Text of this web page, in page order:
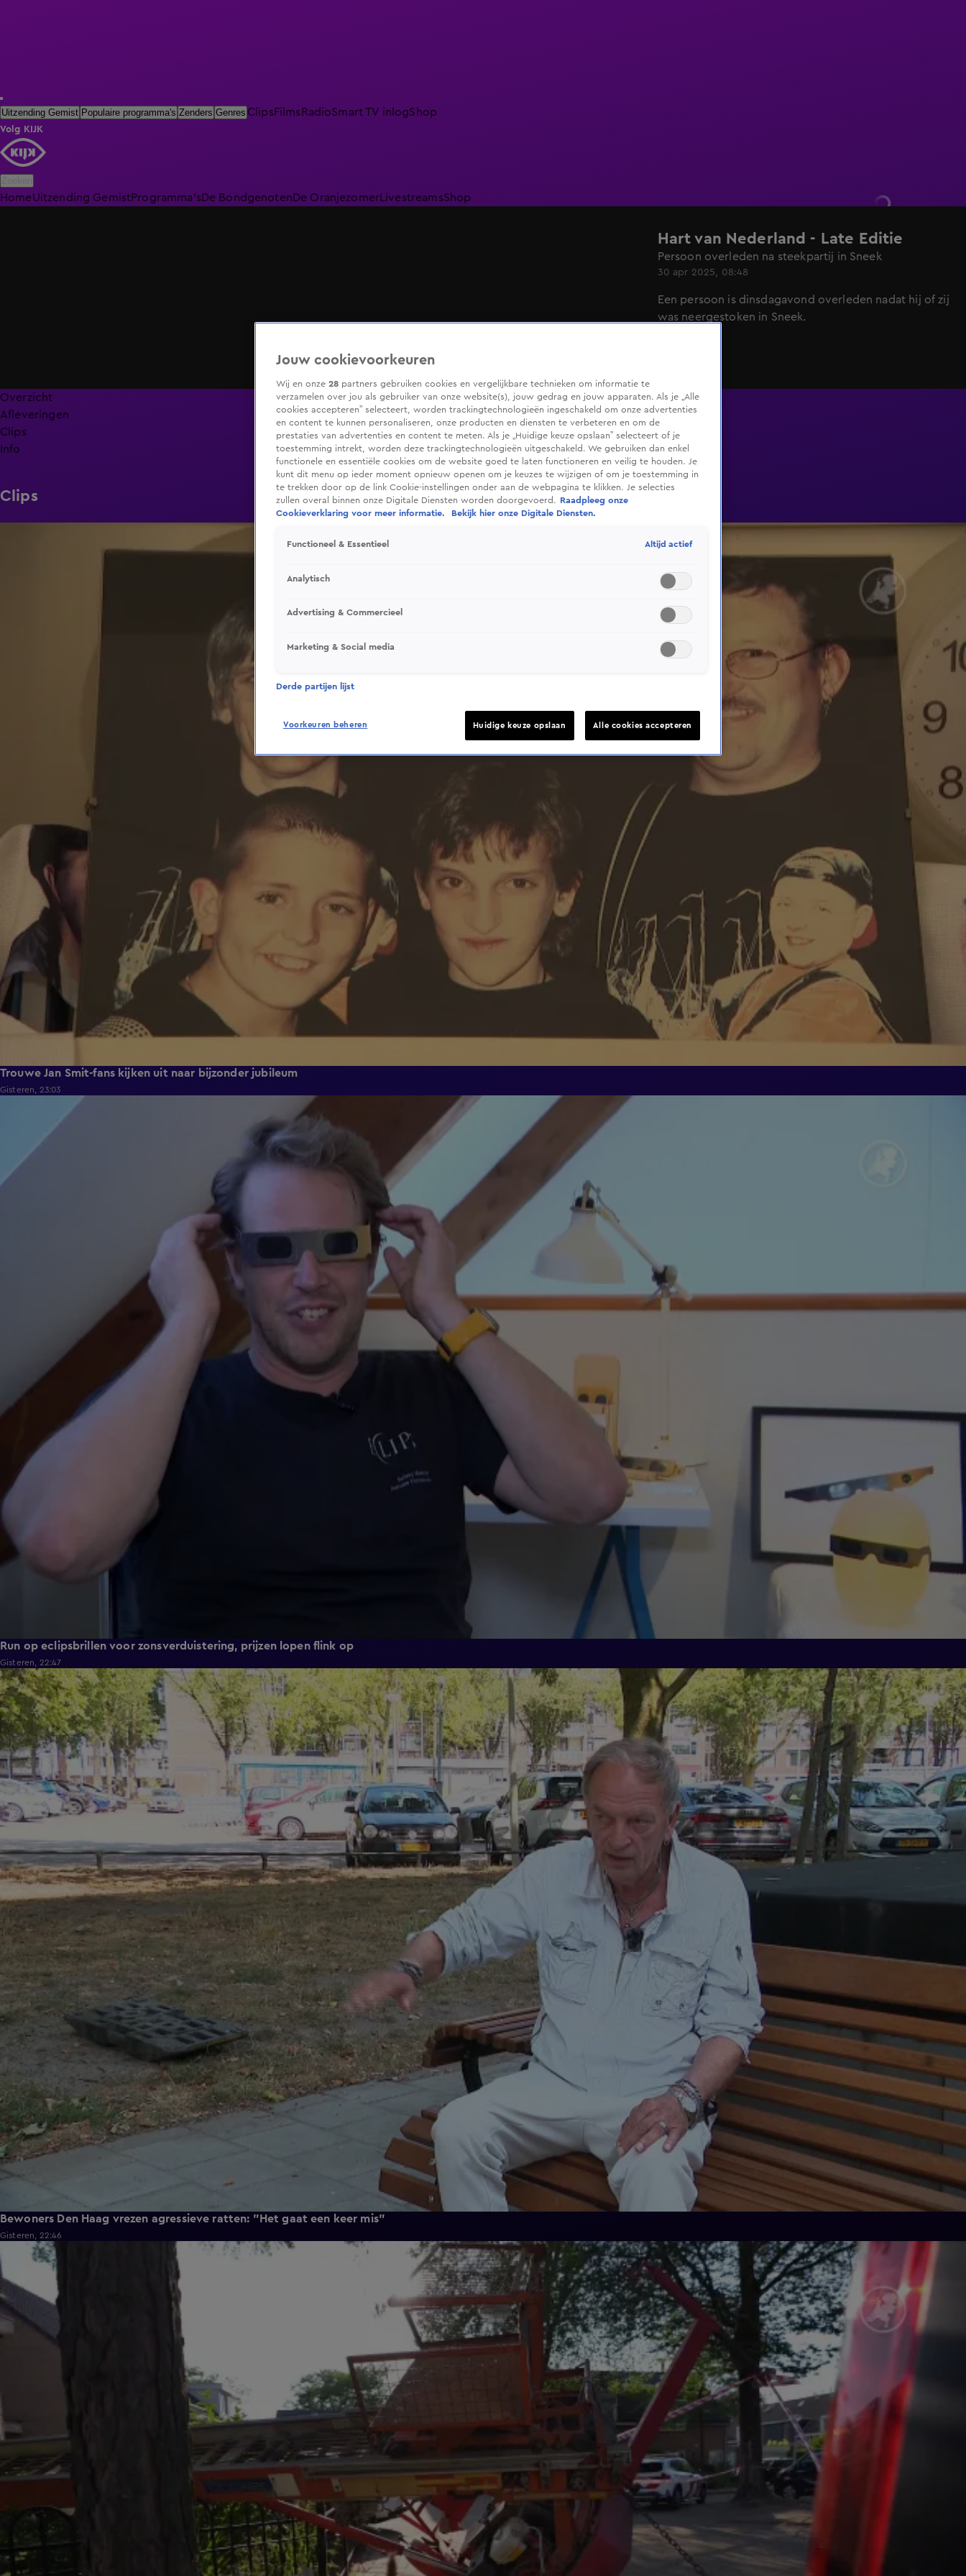
Uitzending Gemist Populaire programma's Zenders Genres ClipsFilmsRadioSmart TV inlogShop
Volg KIJK
HomeUitzending GemistProgramma'sDe BondgenotenDe Oranjezomer LivestreamsShop
Hart van Nederland - Late Editie
Persoon overleden na steekpartij in Sneek
30 apr 2025, 08:48
Een persoon is dinsdagavond overleden nadat hij of zij
was neergestoken in Sneek.
Overzicht
Afleveringen
Clips
Info
Clips
Trouwe Jan Smit-fans kijken uit naar bijzonder jubileum
Gisteren, 23:03
Run op eclipsbrillen voor zonsverduistering, prijzen lopen flink op
Gisteren, 22:47
1:54
Bewoners Den Haag vrezen agressieve ratten: "Het gaat een keer mis"
Gisteren, 22:46
Jouw cookievoorkeuren
Wij en onze 28 partners gebruiken cookies en vergelijkbare technieken om informatie te
verzamelen over jou als gebruiker van onze website(s), jouw gedrag en jouw apparaten. Als je „Alle
cookies accepteren” selecteert, worden trackingtechnologieën ingeschakeld om onze advertenties
en content te kunnen personaliseren, onze producten en diensten te verbeteren en om de
prestaties van advertenties en content te meten. Als je „Huidige keuze opslaan” selecteert of je
toestemming intrekt, worden deze trackingtechnologieën uitgeschakeld. We gebruiken dan enkel
functionele en essentiële cookies om de website goed te laten functioneren en veilig te houden. Je
kunt dit menu op ieder moment opnieuw openen om je keuzes te wijzigen of om je toestemming in
te trekken door op de link Cookie-instellingen onder aan de webpagina te klikken. Je selecties
zullen overal binnen onze Digitale Diensten worden doorgevoerd.
Raadpleeg onze
Cookieverklaring voor meer informatie.
Bekijk hier onze Digitale Diensten.
Functioneel & Essentieel Altijd actief
Analytisch
Advertising & Commercieel
Marketing & Social media
Derde partijen lijst
Voorkeuren beheren Huidige keuze opslaan Alle cookies accepteren